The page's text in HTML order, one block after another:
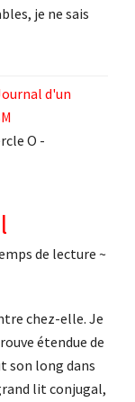
je ne sais
d'un
O -
de lecture ~
chez-elle. Je
étendue de
son long dans
lit conjugal,